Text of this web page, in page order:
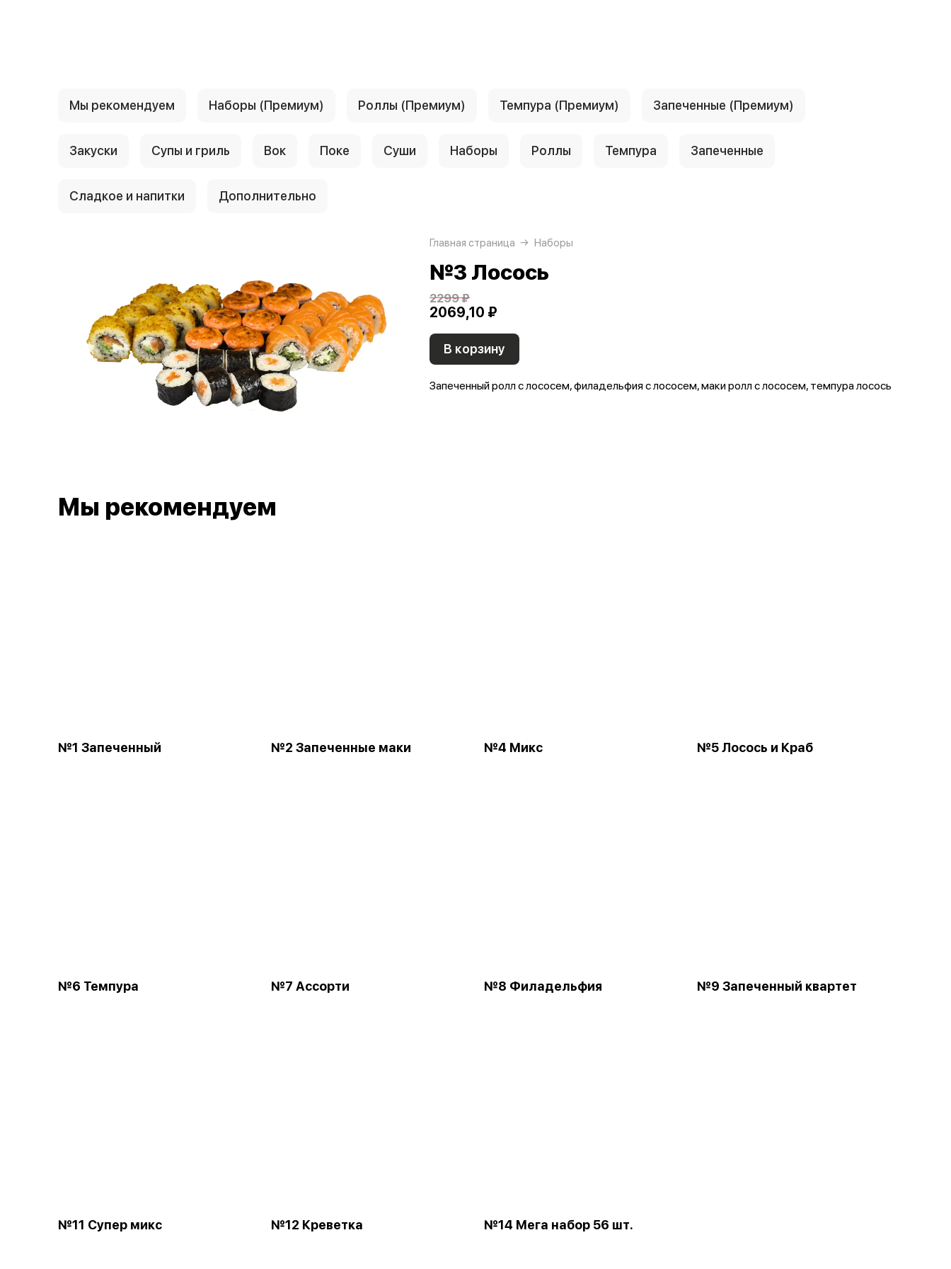
Мы рекомендуем Наборы (Премиум) Роллы (Премиум) Темпура (Премиум) Запеченные (Премиум)
Закуски Супы и гриль Вок Поке Суши Наборы Роллы Темпура Запеченные
Сладкое и напитки Дополнительно
Главная страница Наборы
№3 Лосось
2299 ₽
2069,10 ₽
В корзину
Запеченный ролл с лососем, филадельфия с лососем, маки ролл с лососем, темпура лосось
Мы рекомендуем
№1 Запеченный №2 Запеченные маки №4 Микс №5 Лосось и Краб
№6 Темпура №7 Ассорти №8 Филадельфия №9 Запеченный квартет
№11 Супер микс №12 Креветка №14 Мега набор 56 шт.